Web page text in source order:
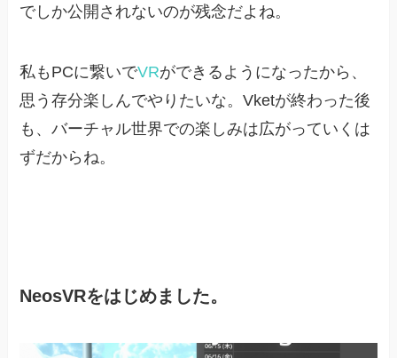
でしか公開されないのが残念だよね。
私もPCに繋いでVRができるようになったから、
思う存分楽しんでやりたいな。Vketが終わった後
も、バーチャル世界での楽しみは広がっていくは
ずだからね。
NeosVRをはじめました。